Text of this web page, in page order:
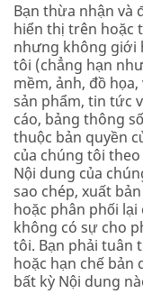
Bạn thừa nhận và
hiển thị trên hoặc
nhưng không giới
tôi (chẳng hạn
mềm, ảnh, đồ
sản phẩm, tin tức
cáo, bảng thông
thuộc bản quyền
của chúng tôi
Nội dung của
sao chép, xuất
hoặc phân phối
không có sự cho
tôi. Bạn phải tuân
hoặc hạn chế bản
bất kỳ Nội dung